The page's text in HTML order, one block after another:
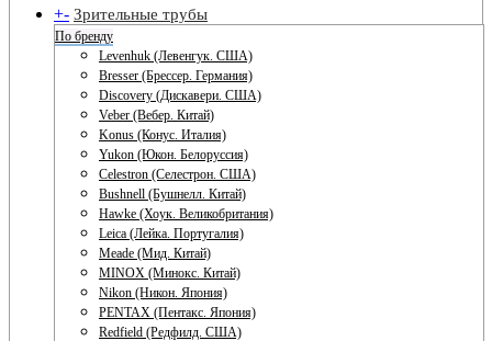
+- Зрительные трубы
По бренду
Levenhuk (Левенгук. США)
Bresser (Брессер. Германия)
Discovery (Дискавери. США)
Veber (Вебер. Китай)
Konus (Конус. Италия)
Yukon (Юкон. Белоруссия)
Celestron (Селестрон. США)
Bushnell (Бушнелл. Китай)
Hawke (Хоук. Великобритания)
Leica (Лейка. Португалия)
Meade (Мид. Китай)
MINOX (Минокс. Китай)
Nikon (Никон. Япония)
PENTAX (Пентакс. Япония)
Redfield (Редфилд. США)